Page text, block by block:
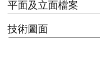
平面及立面檔案
技術圖面